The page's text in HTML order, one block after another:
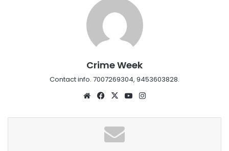
Crime Week
Contact info. 7007269304, 9453603828.
WebsiteFacebook
X YouTube